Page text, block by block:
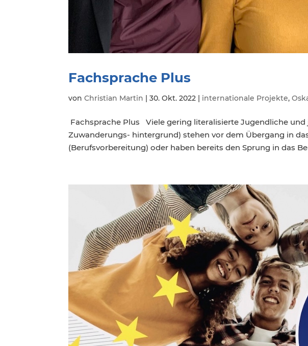
Fachsprache Plus
vonChristian Martin |30. Okt. 2022 | internationale Projekte,
Fachsprache Plus Viele gering literalisierte Jugendliche
Zuwanderungs- hintergrund) stehen vor dem Übergang in
(Berufsvorbereitung) oder haben bereits den Sprung in das